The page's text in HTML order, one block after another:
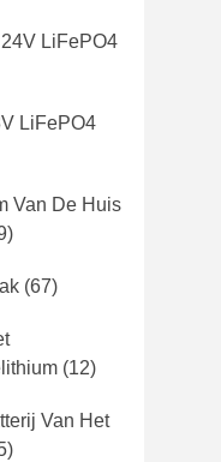
LiFePO4
LiFePO4
Van De Huis
(67)
(12)
Van Het